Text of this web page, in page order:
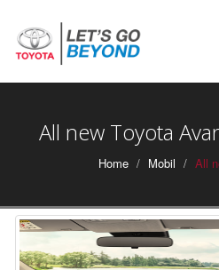
All new Toyota
Home Mobil All